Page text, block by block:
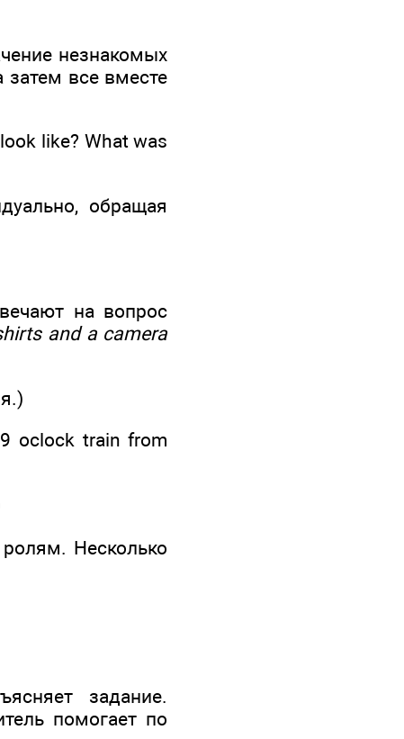
незнакомых
все вместе
like? What was
обращая
на вопрос
and a camera
oclock train from
Несколько
задание.
помогает по